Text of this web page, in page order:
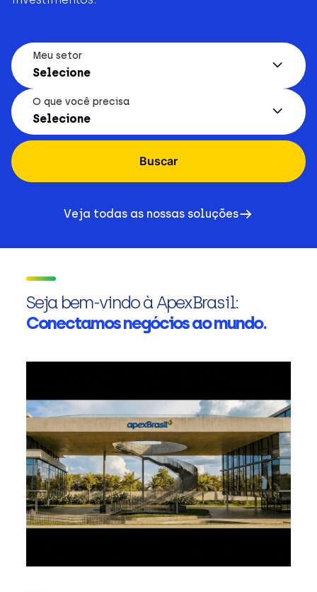
Meu setor
Selecione
O que você precisa
Selecione
Buscar
Veja todas as nossas soluções
Seja bem-vindo à ApexBrasil:
Conectamos negócios ao mundo.